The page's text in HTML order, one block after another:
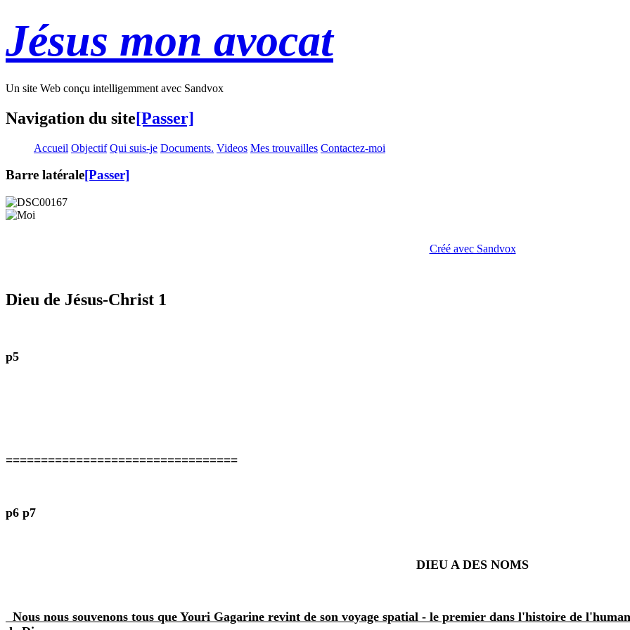
Jésus mon avocat
Un site Web conçu intelligemment avec Sandvox
Navigation du site[Passer]
Accueil Objectif Qui suis-je Documents. Videos Mes trouvailles Contactez-moi
Barre latérale[Passer]
Créé avec Sandvox
Dieu de Jésus-Christ 1
p5
=================================
p6 p7
DIEU A DES NOMS
Nous nous souvenons tous que Youri Gagarine revint de son voyage spatial ‑ le premier dans l'histoire de